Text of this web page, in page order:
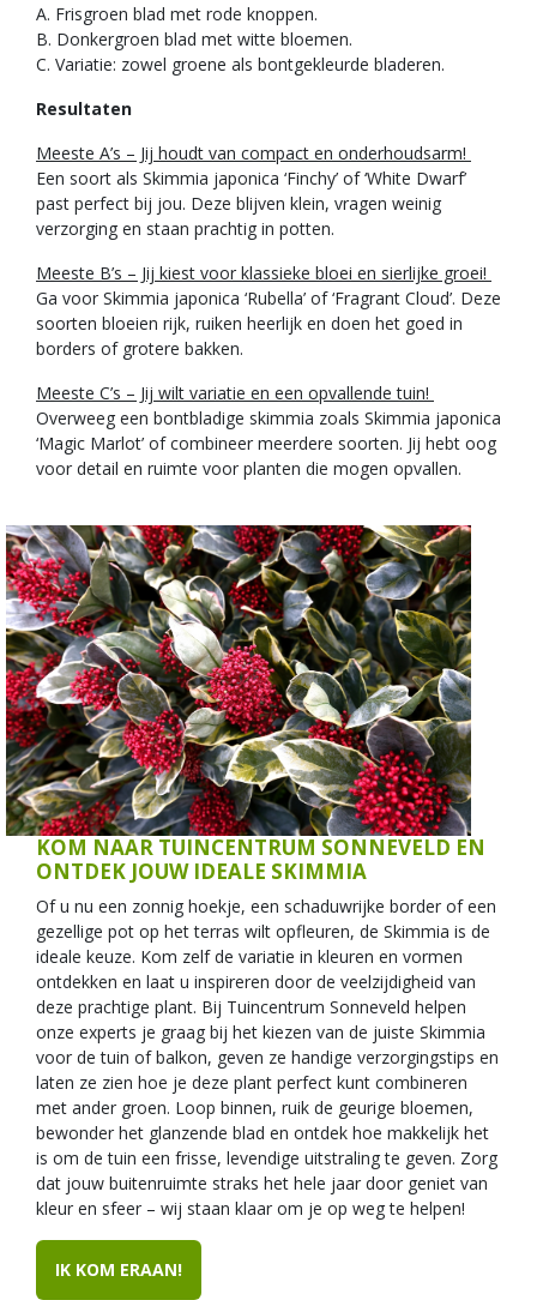
A. Frisgroen blad met rode knoppen.
B. Donkergroen blad met witte bloemen.
C. Variatie: zowel groene als bontgekleurde bladeren.
Resultaten
Meeste A’s – Jij houdt van compact en onderhoudsarm!
Een soort als Skimmia japonica ‘Finchy’ of ‘White Dwarf’
past perfect bij jou. Deze blijven klein, vragen weinig
verzorging en staan prachtig in potten.
Meeste B’s – Jij kiest voor klassieke bloei en sierlijke groei!
Ga voor Skimmia japonica ‘Rubella’ of ‘Fragrant Cloud’. Deze
soorten bloeien rijk, ruiken heerlijk en doen het goed in
borders of grotere bakken.
Meeste C’s – Jij wilt variatie en een opvallende tuin!
Overweeg een bontbladige skimmia zoals Skimmia japonica
‘Magic Marlot’ of combineer meerdere soorten. Jij hebt oog
voor detail en ruimte voor planten die mogen opvallen.
KOM NAAR TUINCENTRUM SONNEVELD EN
ONTDEK JOUW IDEALE SKIMMIA
Of u nu een zonnig hoekje, een schaduwrijke border of een
gezellige pot op het terras wilt opfleuren, de Skimmia is de
ideale keuze. Kom zelf de variatie in kleuren en vormen
ontdekken en laat u inspireren door de veelzijdigheid van
deze prachtige plant. Bij Tuincentrum Sonneveld helpen
onze experts je graag bij het kiezen van de juiste Skimmia
voor de tuin of balkon, geven ze handige verzorgingstips en
laten ze zien hoe je deze plant perfect kunt combineren
met ander groen. Loop binnen, ruik de geurige bloemen,
bewonder het glanzende blad en ontdek hoe makkelijk het
is om de tuin een frisse, levendige uitstraling te geven. Zorg
dat jouw buitenruimte straks het hele jaar door geniet van
kleur en sfeer – wij staan klaar om je op weg te helpen!
IK KOM ERAAN!